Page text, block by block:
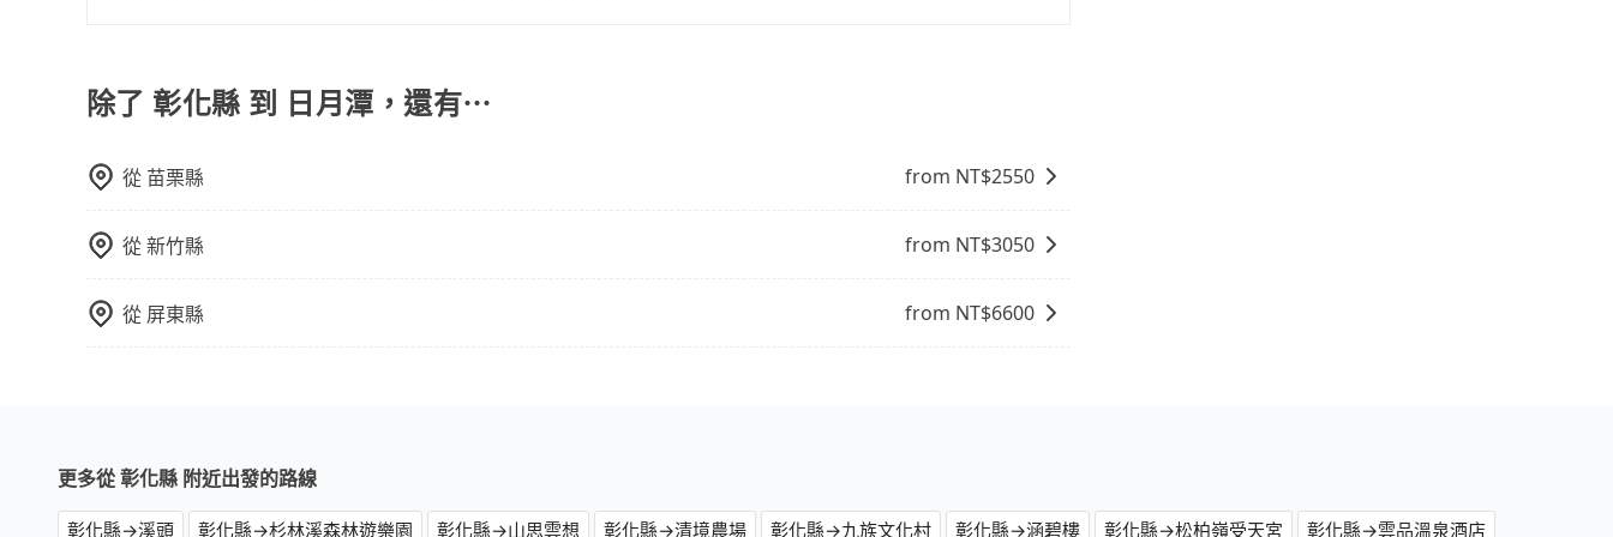
且不介意耗時轉乘可選大眾運輸或較貴的計程車。 旅行人數：人數多時包車較方便舒適且每個人攤提下來的車資
也比較便宜，人數少可搭乘大眾運輸或計程車。 時間：需在特定時間到達目的地可選包車或計程車，不趕時間即
輸。
除了 彰化縣 到 日月潭，還有⋯
從 苗栗縣 from NT$2550
從新竹縣 from NT$3050
從 屏東縣 from NT$6600
更多從 彰化縣 附近出發的路線
彰化縣→溪頭 彰化縣→杉林溪森林遊樂園 彰化縣→山思雲想 彰化縣→清境農場 彰化縣→九族文化村 彰化縣→涵碧樓 彰化縣→松柏嶺受天宮 彰化縣→雲品溫泉酒店